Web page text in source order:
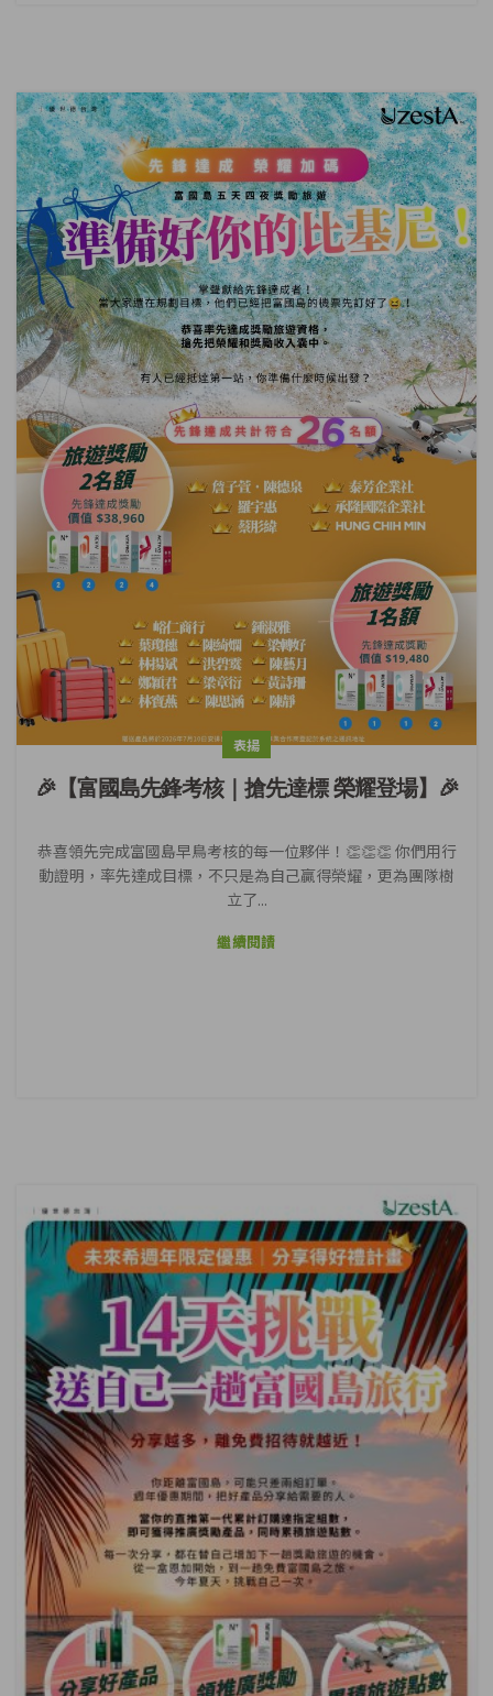
表揚
🎉【富國島先鋒考核｜搶先達標 榮耀登場】🎉
恭喜領先完成富國島早鳥考核的每一位夥伴！👏👏👏 你們用行
動證明，率先達成目標，不只是為自己贏得榮耀，更為團隊樹
立了...
繼續閱讀